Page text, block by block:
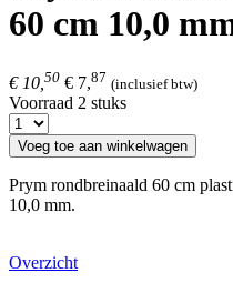
60 cm 10,0
€ 10, 50 € 7,87 (inclusief btw)
Voorraad 2 stuks
Voeg toe aan winkelwagen
Prym rondbreinaald 60 cm
10,0 mm.
Overzicht